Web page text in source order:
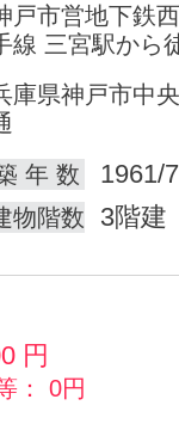
戸市営地下鉄
線 三宮駅から
庫県神戸市中
年 数
1961/
物階数 3階建
円
： 0円